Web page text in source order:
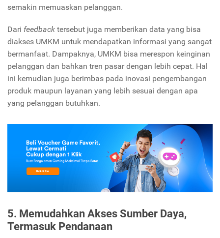
semakin memuaskan pelanggan.
Dari feedback tersebut juga memberikan data yang bisa
diakses UMKM untuk mendapatkan informasi yang sangat
bermanfaat. Dampaknya, UMKM bisa merespon keinginan
pelanggan dan bahkan tren pasar dengan lebih cepat. Hal
ini kemudian juga berimbas pada inovasi pengembangan
produk maupun layanan yang lebih sesuai dengan apa
yang pelanggan butuhkan.
5. Memudahkan Akses Sumber Daya,
Termasuk Pendanaan